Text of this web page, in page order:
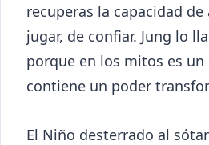
recuperas la capacidad
jugar, de confiar. Jung lo
porque en los mitos es
contiene un poder
El Niño desterrado al